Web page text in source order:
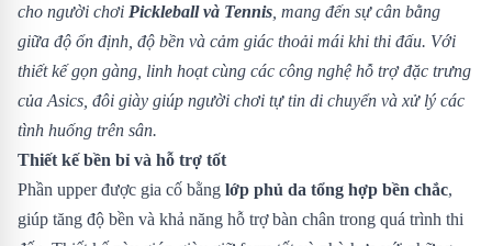
cho người chơi Pickleball và Tennis , mang đến sự cân bằng
giữa độ ổn định, độ bền và cảm giác thoải mái khi thi đấu. Với
thiết kế gọn gàng, linh hoạt cùng các công nghệ hỗ trợ đặc trưng
của Asics, đôi giày giúp người chơi tự tin di chuyển và xử lý các
tình huống trên sân.
Thiết kế bền bỉ và hỗ trợ tốt
Phần upper được gia cố bằng lớp phủ da tổng hợp bền chắc,
giúp tăng độ bền và khả năng hỗ trợ bàn chân trong quá trình thi